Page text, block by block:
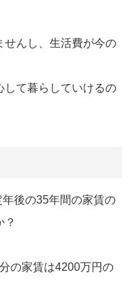
せんし、生活費が今の
して暮らしていけるの
後の35年間の家賃の
？
の家賃は4200万円の